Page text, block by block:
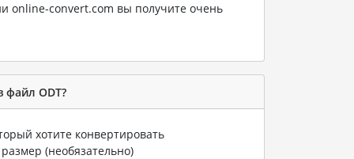
online-convert.com вы получите очень
файл ODT?
хотите конвертировать
(необязательно)